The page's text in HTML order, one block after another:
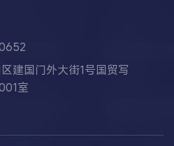
建国门外大街1号国贸写
室